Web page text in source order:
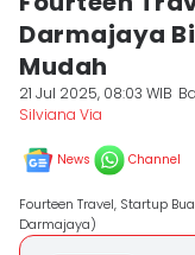
Darmajaya
Mudah
21 Jul 2025, 08:03 WIB
Silviana Via
News Channel
Fourteen Travel, Startup
Darmajaya)